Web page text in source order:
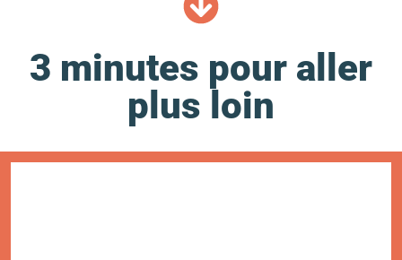
3 minutes pour aller
plus loin